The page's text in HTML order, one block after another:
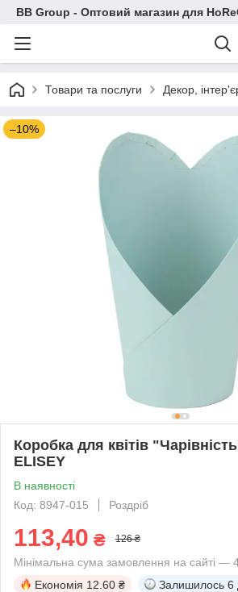
BB Group - Оптовий магазин для
Товари та послуги Декор,
–10%
Коробка для квітів
ELISEY
В наявності
Код: 8947-015
Роздріб
113,40 ₴ 126 ₴
Мінімальна сума замовлення на сайті —
Економія 12.60 ₴ Залишилось 6